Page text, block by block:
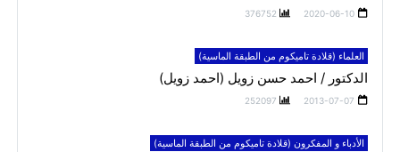
2020-06-10
376752
العلماء (قلادة تاميكوم من الطبقة الماسية)
الدكتور / احمد حسن زويل (احمد زويل)
2013-07-07
252097
الأدباء و المفكرون (قلادة تاميكوم من الطبقة الماسية)